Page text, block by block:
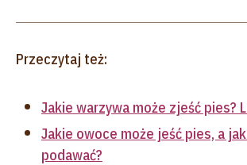
Przeczytaj też:
Jakie warzywa może zjeść pies?
Jakie owoce może jeść pies, a
podawać?